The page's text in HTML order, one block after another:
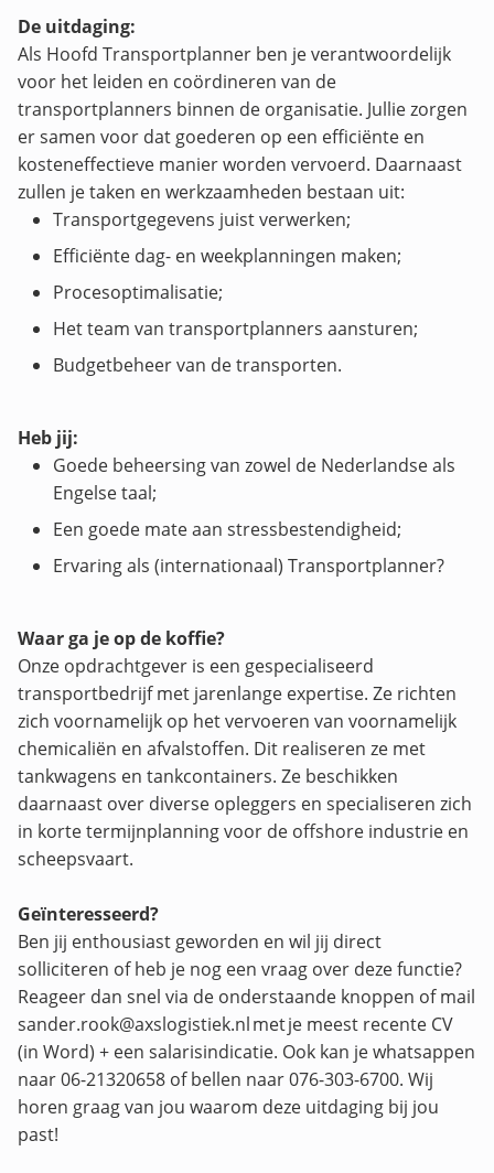
De uitdaging:
Als Hoofd Transportplanner ben je verantwoordelijk
voor het leiden en coördineren van de
transportplanners binnen de organisatie. Jullie zorgen
er samen voor dat goederen op een efficiënte en
kosteneffectieve manier worden vervoerd. Daarnaast
zullen je taken en werkzaamheden bestaan uit:
Transportgegevens juist verwerken;
Efficiënte dag- en weekplanningen maken;
Procesoptimalisatie;
Het team van transportplanners aansturen;
Budgetbeheer van de transporten.
Heb jij:
Goede beheersing van zowel de Nederlandse als
Engelse taal;
Een goede mate aan stressbestendigheid;
Ervaring als (internationaal) Transportplanner?
Waar ga je op de koffie?
Onze opdrachtgever is een gespecialiseerd
transportbedrijf met jarenlange expertise. Ze richten
zich voornamelijk op het vervoeren van voornamelijk
chemicaliën en afvalstoffen. Dit realiseren ze met
tankwagens en tankcontainers. Ze beschikken
daarnaast over diverse opleggers en specialiseren zich
in korte termijnplanning voor de offshore industrie en
scheepsvaart.
Geïnteresseerd?
Ben jij enthousiast geworden en wil jij direct
solliciteren of heb je nog een vraag over deze functie?
Reageer dan snel via de onderstaande knoppen of mail
sander.rook@axslogistiek.nl met je meest recente CV
(in Word) + een salarisindicatie. Ook kan je whatsappen
naar 06-21320658 of bellen naar 076-303-6700. Wij
horen graag van jou waarom deze uitdaging bij jou
past!